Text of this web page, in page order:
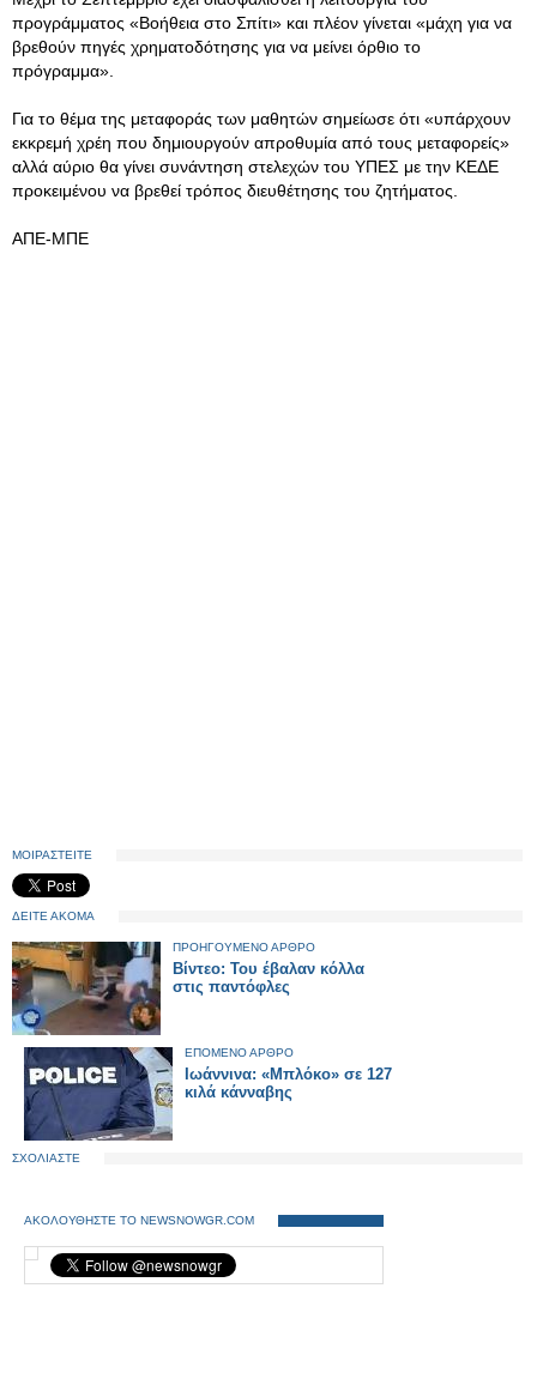
προγράμματος «Βοήθεια στο Σπίτι» και πλέον γίνεται «μάχη για να
βρεθούν πηγές χρηματοδότησης για να μείνει όρθιο το
πρόγραμμα».
Για το θέμα της μεταφοράς των μαθητών σημείωσε ότι «υπάρχουν
εκκρεμή χρέη που δημιουργούν απροθυμία από τους μεταφορείς»
αλλά αύριο θα γίνει συνάντηση στελεχών του ΥΠΕΣ με την ΚΕΔΕ
προκειμένου να βρεθεί τρόπος διευθέτησης του ζητήματος.
ΑΠΕ-ΜΠΕ
ΜΟΙΡΑΣΤΕΙΤΕ
ΔΕΙΤΕ ΑΚΟΜΑ
ΠΡΟΗΓΟΥΜΕΝΟ ΑΡΘΡΟ
Βίντεο: Του έβαλαν κόλλα
στις παντόφλες
ΕΠΟΜΕΝΟ ΑΡΘΡΟ
Ιωάννινα: «Μπλόκο» σε 127
κιλά κάνναβης
ΣΧΟΛΙΑΣΤΕ
ΑΚΟΛΟΥΘΗΣΤΕ ΤΟ NEWSNOWGR.COM